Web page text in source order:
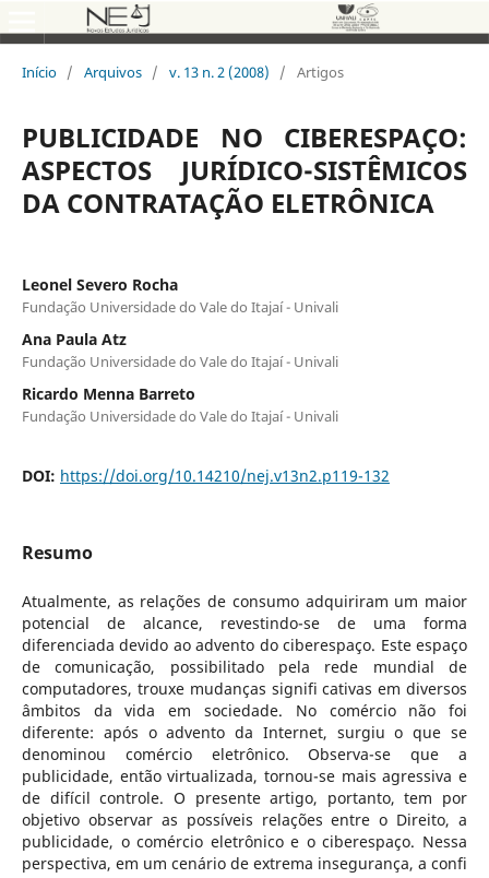
Início / Arquivos / v. 13 n. 2 (2008) / Artigos
PUBLICIDADE NO CIBERESPAÇO:
ASPECTOS JURÍDICO-SISTÊMICOS
DA CONTRATAÇÃO ELETRÔNICA
Leonel Severo Rocha
Fundação Universidade do Vale do Itajaí - Univali
Ana Paula Atz
Fundação Universidade do Vale do Itajaí - Univali
Ricardo Menna Barreto
Fundação Universidade do Vale do Itajaí - Univali
DOI: https://doi.org/10.14210/nej.v13n2.p119-132
Resumo
Atualmente, as relações de consumo adquiriram um maior
potencial de alcance, revestindo-se de uma forma
diferenciada devido ao advento do ciberespaço. Este espaço
de comunicação, possibilitado pela rede mundial de
computadores, trouxe mudanças signifi cativas em diversos
âmbitos da vida em sociedade. No comércio não foi
diferente: após o advento da Internet, surgiu o que se
denominou comércio eletrônico. Observa-se que a
publicidade, então virtualizada, tornou-se mais agressiva e
de difícil controle. O presente artigo, portanto, tem por
objetivo observar as possíveis relações entre o Direito, a
publicidade, o comércio eletrônico e o ciberespaço. Nessa
perspectiva, em um cenário de extrema insegurança, a confi